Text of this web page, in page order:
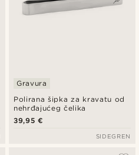
Polirana šipka za kravatu od
nehrđajućeg čelika
Gravura
39,95 €
SIDEGREN